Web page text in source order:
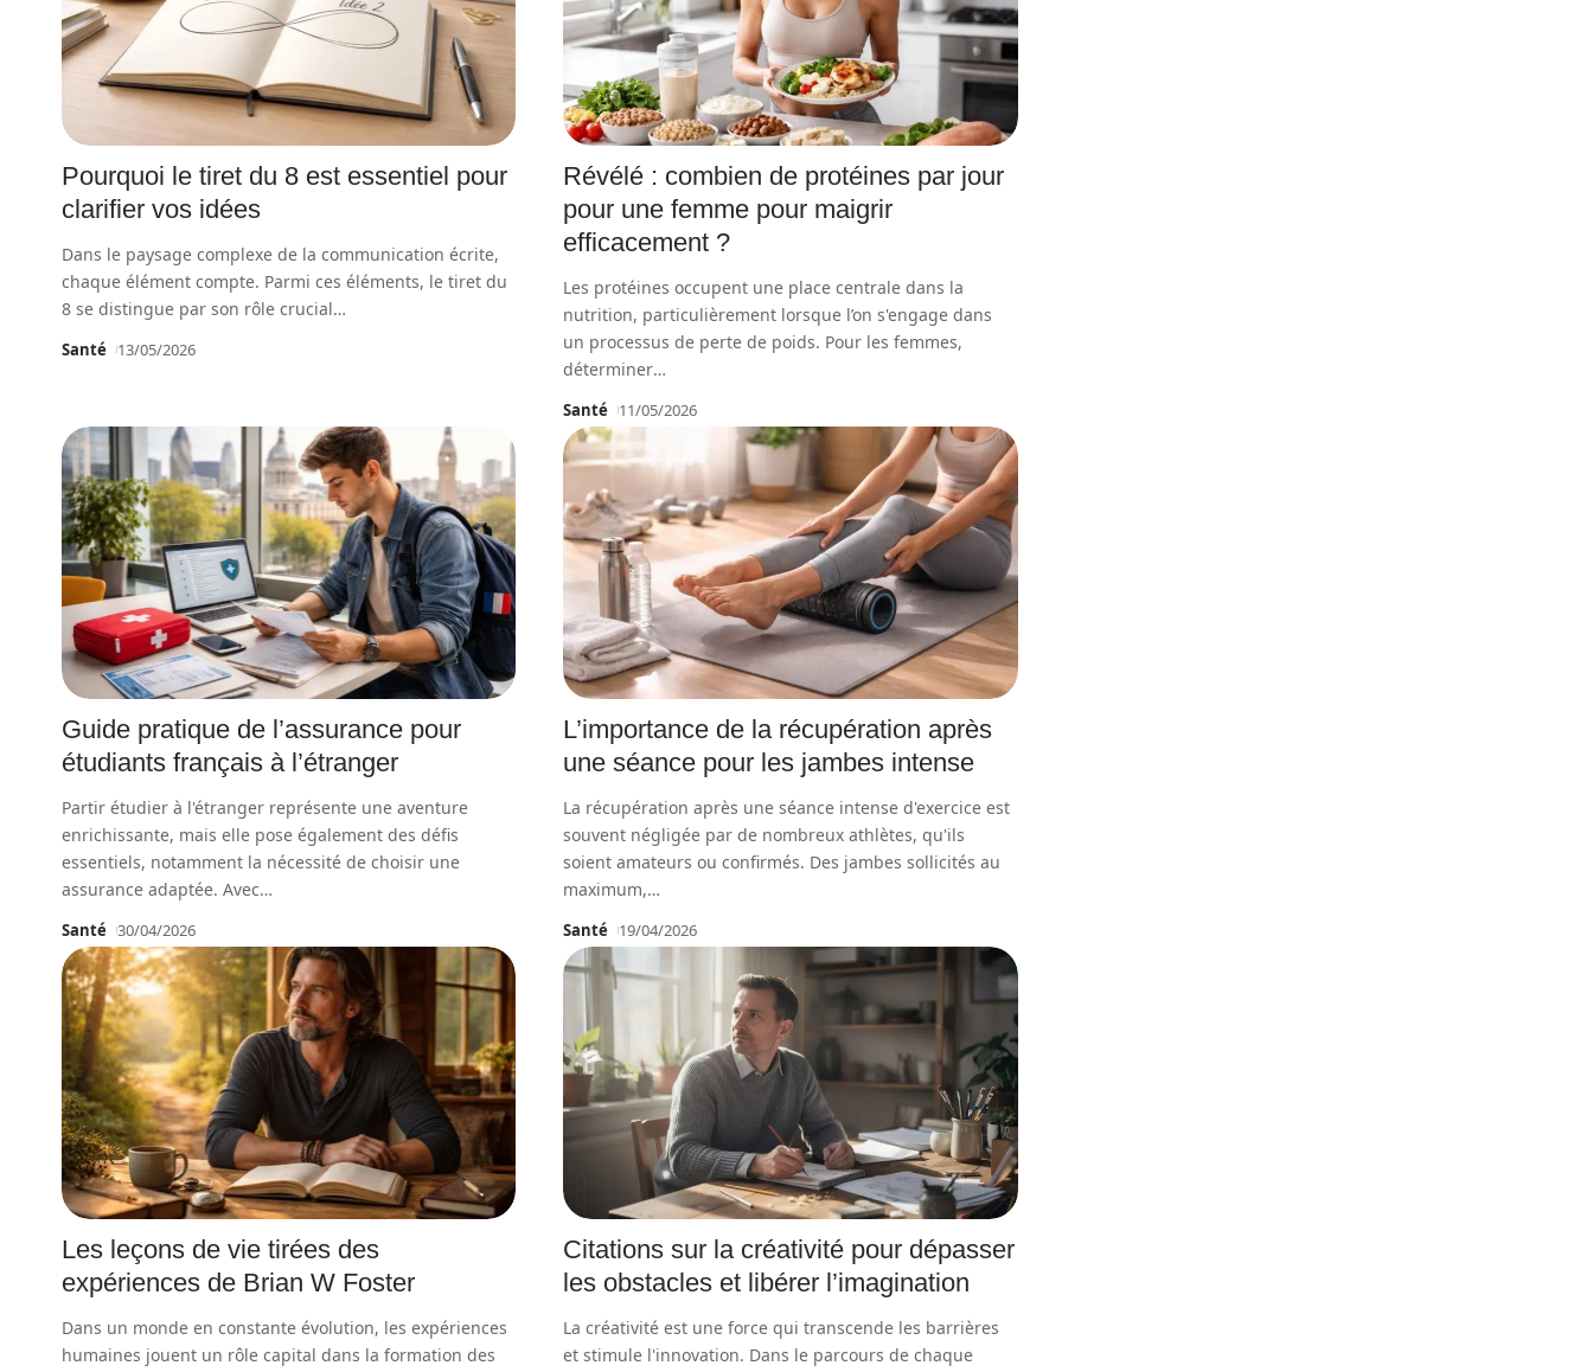
Pourquoi le tiret du 8 est essentiel pour
clarifier vos idées
Dans le paysage complexe de la communication écrite,
chaque élément compte. Parmi ces éléments, le tiret du
8 se distingue par son rôle crucial…
Santé 13/05/2026
Révélé : combien de protéines par jour
pour une femme pour maigrir
efficacement ?
Les protéines occupent une place centrale dans la
nutrition, particulièrement lorsque l’on s'engage dans
un processus de perte de poids. Pour les femmes,
déterminer…
Santé 11/05/2026
Guide pratique de l’assurance pour
étudiants français à l’étranger
Partir étudier à l'étranger représente une aventure
enrichissante, mais elle pose également des défis
essentiels, notamment la nécessité de choisir une
assurance adaptée. Avec…
Santé 30/04/2026
L’importance de la récupération après
une séance pour les jambes intense
La récupération après une séance intense d'exercice est
souvent négligée par de nombreux athlètes, qu'ils
soient amateurs ou confirmés. Des jambes sollicités au
maximum,…
Santé 19/04/2026
Les leçons de vie tirées des
expériences de Brian W Foster
Dans un monde en constante évolution, les expériences
humaines jouent un rôle capital dans la formation des
Citations sur la créativité pour dépasser
les obstacles et libérer l’imagination
La créativité est une force qui transcende les barrières
et stimule l'innovation. Dans le parcours de chaque